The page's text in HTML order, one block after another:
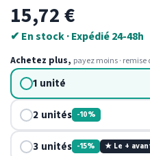
15,72€
✔ En stock · Expédié 24-48h
Achetez plus, payez moins ·
1 unité
2 unités -10%
3 unités -15% ★ Le +